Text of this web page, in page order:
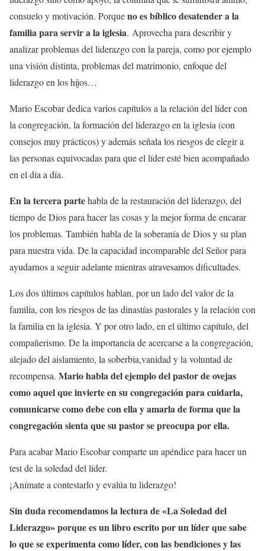
consuelo y motivación. Porqueno es bíblico desatender a la
familia para servir a la iglesia. Aprovecha para describir y
analizar problemas del liderazgo con la pareja, como por ejemplo
una visión distinta, problemas del matrimonio, enfoque del
liderazgo en los hijos…
Mario Escobar dedica varios capítulos a la relación del líder con
la congregación, la formación del liderazgo en la iglesia (con
consejos muy prácticos) y además señala los riesgos de elegir a
las personas equivocadas para que el líder esté bien acompañado
en el día a día.
En la tercera partehabla de la restauración del liderazgo, del
tiempo de Dios para hacer las cosas y la mejor forma de encarar
los problemas. También habla de la soberanía de Dios y su plan
para nuestra vida. De la capacidad incomparable del Señor para
ayudarnos a seguir adelante mientras atravesamos dificultades.
Los dos últimos capítulos hablan, por un lado del valor de la
familia, con los riesgos de las dinastías pastorales y la relación con
la familia en la iglesia. Y por otro lado, en el último capítulo, del
compañerismo. De la importancia de acercarse a la congregación,
alejado del aislamiento, la soberbia,vanidad y la voluntad de
recompensa. Mario habla del ejemplo del pastor de ovejas
como aquel que invierte en su congregación para cuidarla,
comunicarse como debe con ella y amarla de forma que la
congregación sienta que su pastor se preocupa por ella.
Para acabar Mario Escobar comparte un apéndice para hacer un
test de la soledad del líder.
¡Anímate a contestarlo y evalúa tu liderazgo!
Sin duda recomendamos la lectura de «La Soledad del
Liderazgo» porque es un libro escrito por un líder que sabe
lo que se experimenta como líder, con las bendiciones y las